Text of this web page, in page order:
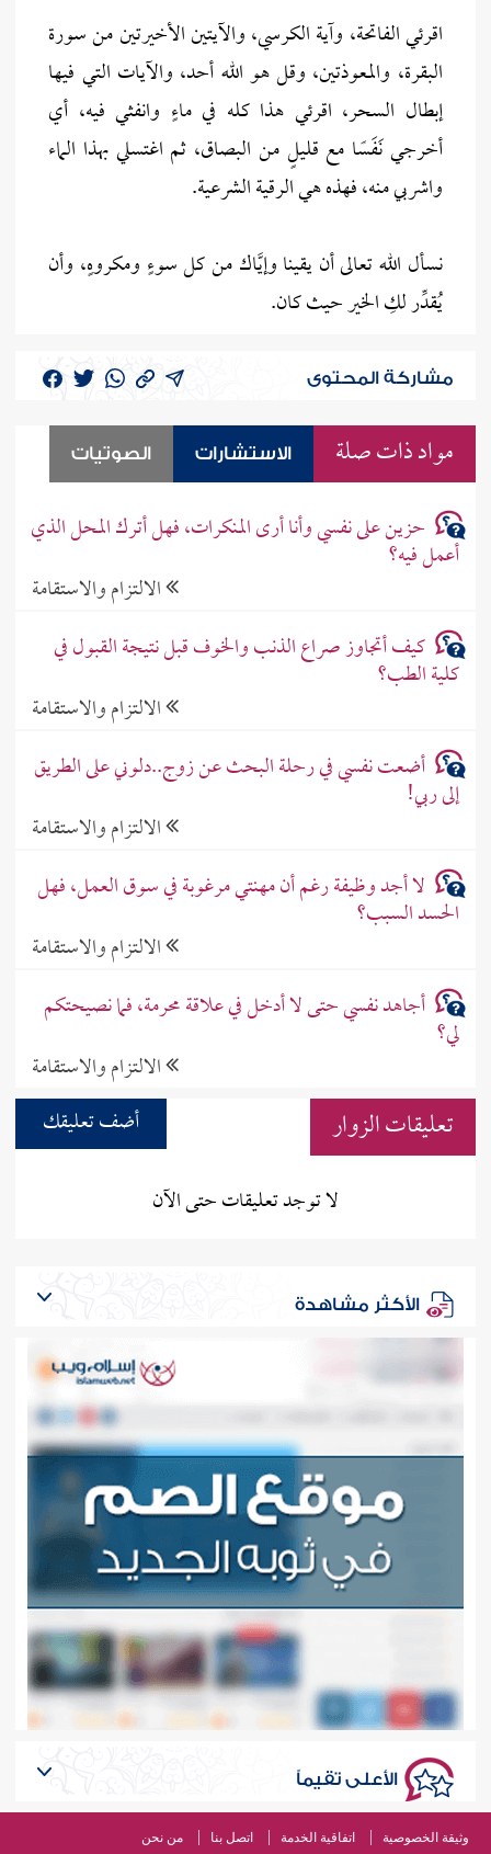
اقرئي الفاتحة، وآية الكرسي، والآيتين الأخيرتين من سورة
البقرة، والمعوذتين، وقل هو الله أحد، والآيات التي فيها
إبطال السحر، اقرئي هذا كله في ماءٍ وانفثي فيه، أي
أخرجي نَفَسًا مع قليلٍ من البصاق، ثم اغتسلي بهذا الماء
واشربي منه، فهذه هي الرقية الشرعية.
نسأل الله تعالى أن يقينا وإيَّاك من كل سوءٍ ومكروهٍ، وأن
يُقدِّر لكِ الخير حيث كان.
مشاركة المحتوى
مواد ذات صلة الاستشارات الصوتيات
حزين على نفسي وأنا أرى المنكرات، فهل أترك المحل الذي
أعمل فيه؟
الالتزام والاستقامة
كيف أتجاوز صراع الذنب والخوف قبل نتيجة القبول في
كلية الطب؟
الالتزام والاستقامة
أضعت نفسي في رحلة البحث عن زوج..دلوني على الطريق
إلى ربي!
الالتزام والاستقامة
لا أجد وظيفة رغم أن مهنتي مرغوبة في سوق العمل، فهل
الحسد السبب؟
الالتزام والاستقامة
أجاهد نفسي حتى لا أدخل في علاقة محرمة، فما نصيحتكم
لي؟
الالتزام والاستقامة
تعليقات الزوار
أضف تعليقك
لا توجد تعليقات حتى الآن
الأكثر مشاهدة
الأعلى تقيماً
وثيقة الخصوصية اتفاقية الخدمة اتصل بنا من نحن